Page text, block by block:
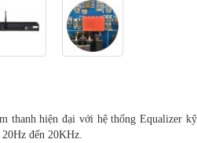
thanh hiện đại với hệ thống Equalizer
đến 20KHz.